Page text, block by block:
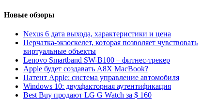
Новые обзоры
Nexus 6 дата выхода, характеристики и цена
Перчатка-экзоскелет, которая позволяет чувствовать
виртуальные объекты
Lenovo Smartband SW-B100 – фитнес-трекер
Apple будет создавать A8X MacBook?
Патент Apple: система управление автомобиля
Windows 10: двухфакторная аутентификация
Best Buy продают LG G Watch за $ 160